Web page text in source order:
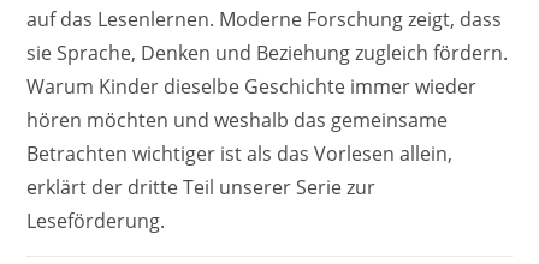
auf das Lesenlernen. Moderne Forschung zeigt, dass
sie Sprache, Denken und Beziehung zugleich fördern.
Warum Kinder dieselbe Geschichte immer wieder
hören möchten und weshalb das gemeinsame
Betrachten wichtiger ist als das Vorlesen allein,
erklärt der dritte Teil unserer Serie zur
Leseförderung.